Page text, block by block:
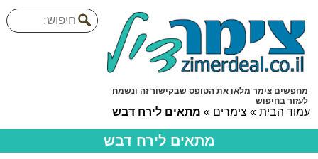
מחפשים צימר מלאו את הטופס שבקישור זה ונשמח
לעזור בחיפוש
עמוד הבית » צימרים » מתאים לירח דבש
מתאים לירח דבש